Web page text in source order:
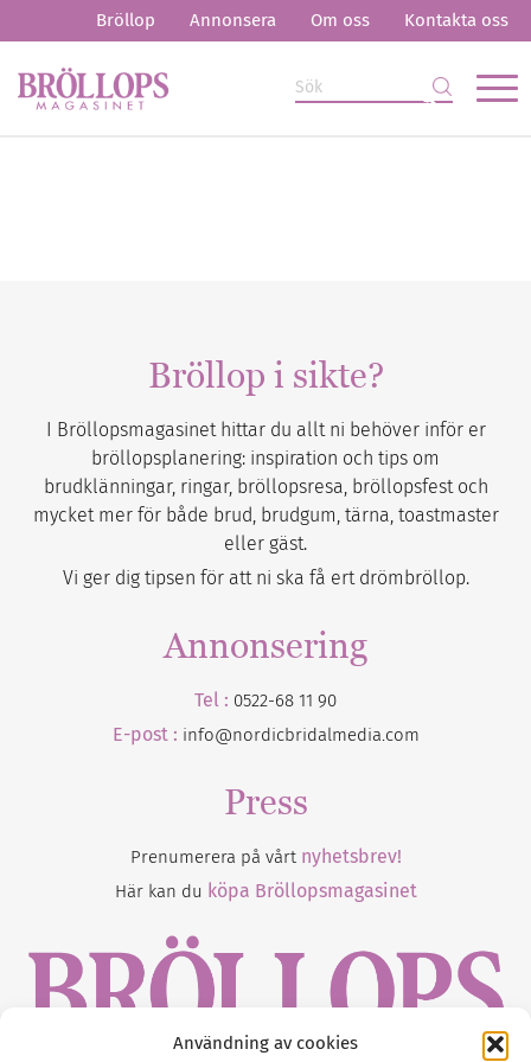
Användning av cookies
Bröllop Annonsera Om oss Kontakta oss
Bröllop i sikte?
I Bröllopsmagasinet hittar du allt ni behöver inför er
bröllopsplanering: inspiration och tips om
brudklänningar, ringar, bröllopsresa, bröllopsfest och
mycket mer för både brud, brudgum, tärna, toastmaster
eller gäst.
Vi ger dig tipsen för att ni ska få ert drömbröllop.
Annonsering
Tel : 0522-68 11 90
E-post : info@nordicbridalmedia.com
Press
Prenumerera på vårt nyhetsbrev!
Här kan du köpa Bröllopsmagasinet